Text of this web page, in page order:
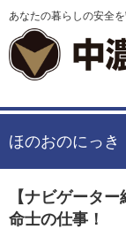
あなたの暮らしの安全
ほのおのにっき
【ナビゲータ
命士の仕事！